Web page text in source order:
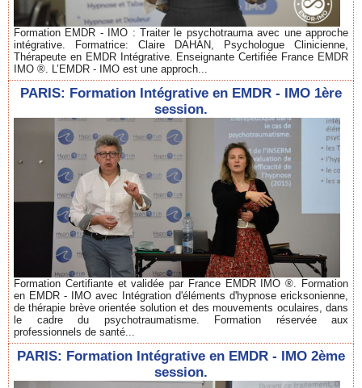
Formation EMDR - IMO : Traiter le psychotrauma avec une approche
intégrative. Formatrice: Claire DAHAN, Psychologue Clinicienne,
Thérapeute en EMDR Intégrative. Enseignante Certifiée France EMDR
IMO ®. L’EMDR - IMO est une approch...
PARIS: Formation Intégrative en EMDR - IMO 1ère
session.
Formation Certifiante et validée par France EMDR IMO ®. Formation
en EMDR - IMO avec Intégration d'éléments d'hypnose ericksonienne,
de thérapie brève orientée solution et des mouvements oculaires, dans
le cadre du psychotraumatisme. Formation réservée aux
professionnels de santé...
PARIS: Formation Intégrative en EMDR - IMO 2ème
session.